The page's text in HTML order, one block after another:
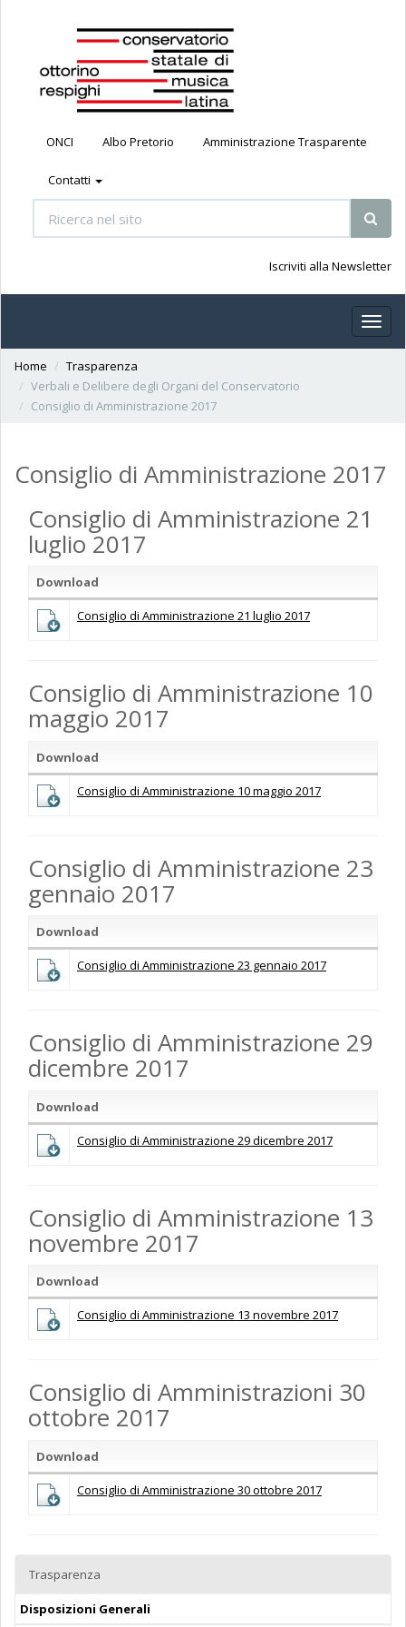
ONCI Albo Pretorio Amministrazione Trasparente
Contatti
Iscriviti alla Newsletter
Toggle
Home
Trasparenza
Verbali e Delibere degli Organi del Conservatorio
Consiglio di Amministrazione 2017
Consiglio di Amministrazione 2017
Consiglio di Amministrazione 21
luglio 2017
Download
Consiglio di Amministrazione 21 luglio 2017
Consiglio di Amministrazione 10
maggio 2017
Download
Consiglio di Amministrazione 10 maggio 2017
Consiglio di Amministrazione 23
gennaio 2017
Download
Consiglio di Amministrazione 23 gennaio 2017
Consiglio di Amministrazione 29
dicembre 2017
Download
Consiglio di Amministrazione 29 dicembre 2017
Consiglio di Amministrazione 13
novembre 2017
Download
Consiglio di Amministrazione 13 novembre 2017
Consiglio di Amministrazioni 30
ottobre 2017
Download
Consiglio di Amministrazione 30 ottobre 2017
Trasparenza
Disposizioni Generali